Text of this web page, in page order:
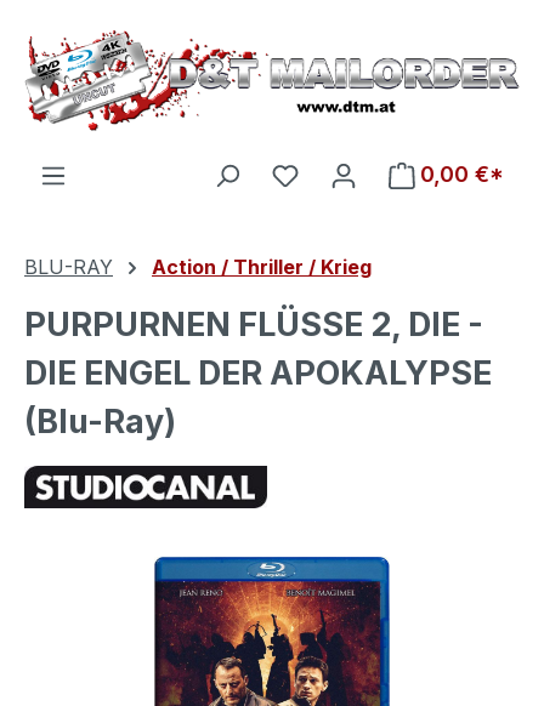
Zum Hauptinhalt springen
Du hast 0 Produkte auf
0,00 €*
BLU-RAY Action / Thriller / Krieg
PURPURNEN FLÜSSE 2, DIE -
DIE ENGEL DER APOKALYPSE
(Blu-Ray)
Bildergalerie überspringen